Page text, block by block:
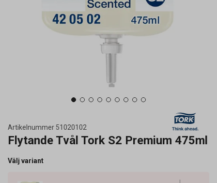
Artikelnummer 51020102
Flytande Tvål Tork S2 Premium 475ml
Välj variant